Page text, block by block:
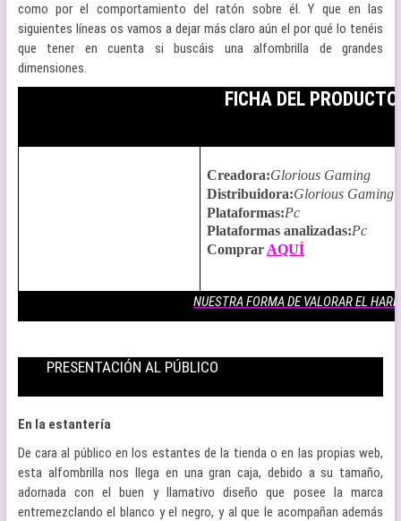
como por el comportamiento del ratón sobre él. Y que en las
siguientes líneas os vamos a dejar más claro aún el por qué lo tenéis
que tener en cuenta si buscáis una alfombrilla de grandes
dimensiones.
FICHA DEL PRODUCTO
Creadora:Glorious Gaming
Distribuidora:Glorious Gaming
Plataformas:Pc
Plataformas analizadas:Pc
Comprar AQUÍ
NUESTRA FORMA DE VALORAR EL
PRESENTACIÓN AL PÚBLICO
En la estantería
De cara al público en los estantes de la tienda o en las propias web,
esta alfombrilla nos llega en una gran caja, debido a su tamaño,
adornada con el buen y llamativo diseño que posee la marca
entremezclando el blanco y el negro, y al que le acompañan además